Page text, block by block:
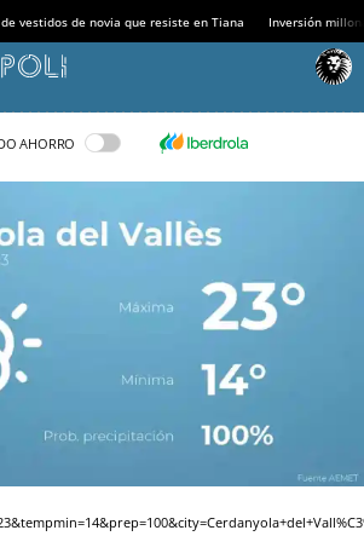
vestidos de novia que resiste en Tiana Inversión
AHORRO